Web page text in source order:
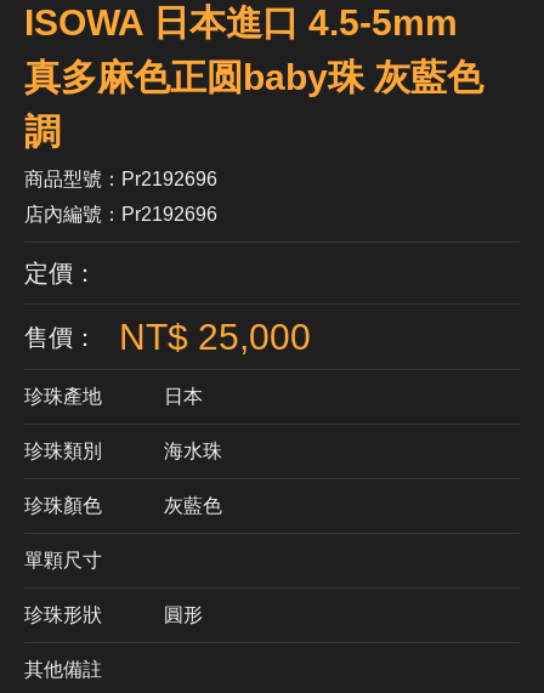
ISOWA 日本進口 4.5-5mm
真多麻色正圆baby珠 灰藍色
調
商品型號：Pr2192696
店內編號：Pr2192696
定價：
售價： NT$ 25,000
珍珠產地 日本
珍珠類別 海水珠
珍珠顏色 ​灰藍色
單顆尺寸
珍珠形狀 圓形
其他備註